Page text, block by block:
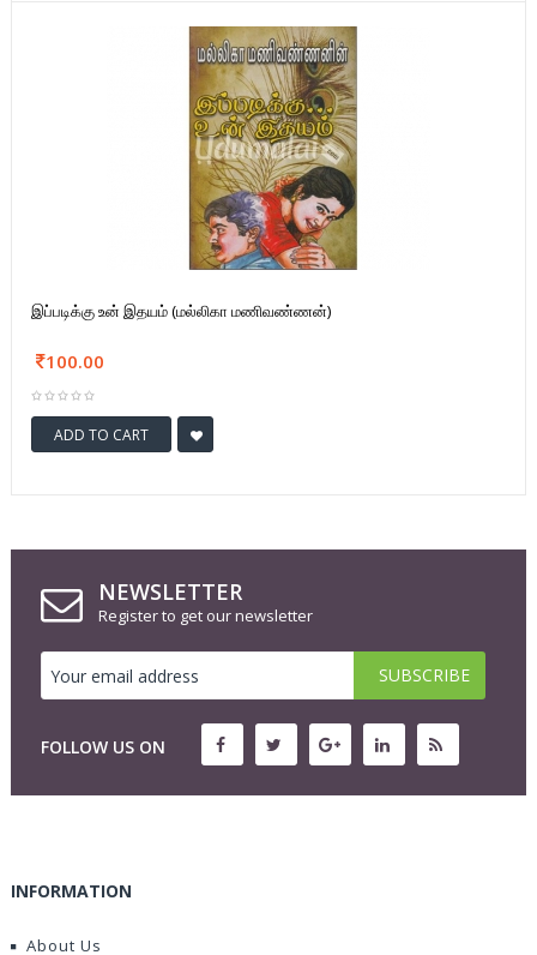
இப்படிக்கு உன் இதயம் (மல்லிகா மணிவண்ணன்)
100.00
ADD TO CART
NEWSLETTER
Register to get our newsletter
FOLLOW US ON
INFORMATION
About Us